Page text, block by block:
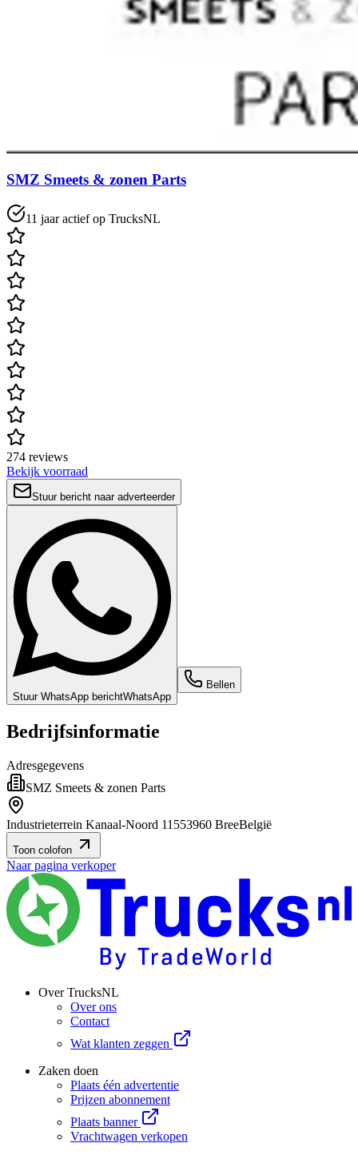
SMZ Smeets & zonen Parts
11 jaar actief op TrucksNL
274 reviews
Bekijk voorraad
Stuur bericht naar adverteerder
Stuur WhatsApp berichtWhatsApp
Bellen
Bedrijfsinformatie
Adresgegevens
SMZ Smeets & zonen Parts
Industrieterrein Kanaal-Noord 11553960 BreeBelgië
Toon colofon
Naar pagina verkoper
Over TrucksNL
Over ons
Contact
Wat klanten zeggen
Zaken doen
Plaats één advertentie
Prijzen abonnement
Plaats banner
Vrachtwagen verkopen